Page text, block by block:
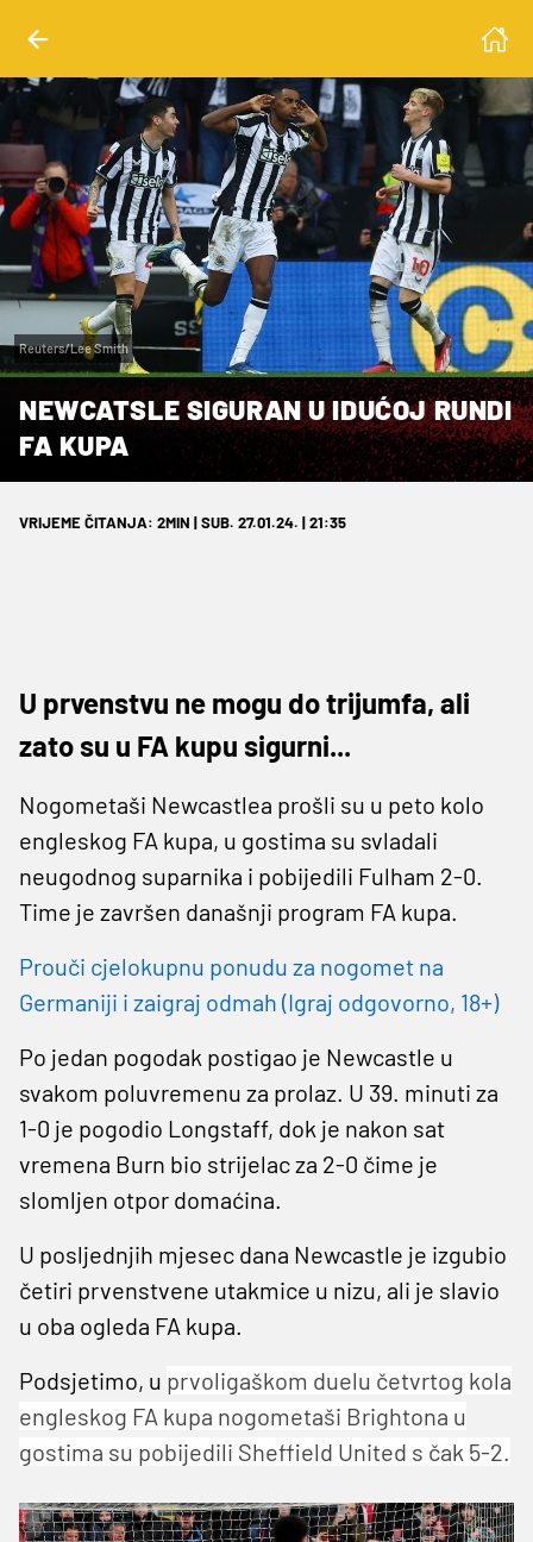
Reuters/Lee Smith
NEWCATSLE SIGURAN U IDUĆOJ RUNDI
FA KUPA
VRIJEME ČITANJA: 2MIN | SUB. 27.01.24. | 21:35
U prvenstvu ne mogu do trijumfa, ali
zato su u FA kupu sigurni...
Nogometaši Newcastlea prošli su u peto kolo
engleskog FA kupa, u gostima su svladali
neugodnog suparnika i pobijedili Fulham 2-0.
Time je završen današnji program FA kupa.
Prouči cjelokupnu ponudu za nogomet na
Germaniji i zaigraj odmah (Igraj odgovorno, 18+)
Po jedan pogodak postigao je Newcastle u
svakom poluvremenu za prolaz. U 39. minuti za
1-0 je pogodio Longstaff, dok je nakon sat
vremena Burn bio strijelac za 2-0 čime je
slomljen otpor domaćina.
U posljednjih mjesec dana Newcastle je izgubio
četiri prvenstvene utakmice u nizu, ali je slavio
u oba ogleda FA kupa.
Podsjetimo, u prvoligaškom duelu četvrtog kola
engleskog FA kupa nogometaši Brightona u
gostima su pobijedili Sheffield United s čak 5-2.